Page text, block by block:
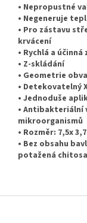
• Nepropustné
• Negeneruje
• Pro zástavu
krvácení
• Rychlá a
• Z-skládání
• Geometrie
• Detekovatelný
• Jednoduše
• Antibakteriální
mikroorganismů
• Rozměr: 7,5x
• Bez obsahu
potažená